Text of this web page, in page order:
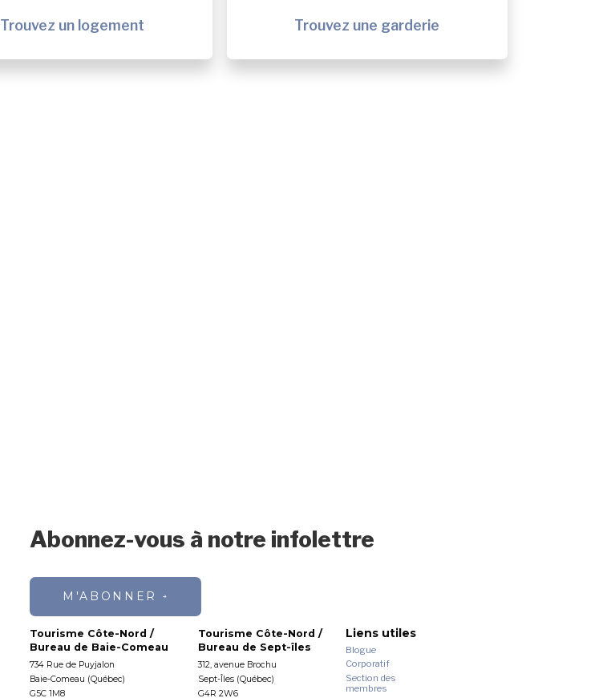
Trouvez un logement Trouvez une garderie
Abonnez-vous à notre infolettre
M'ABONNER
Tourisme Côte-Nord /
Bureau de Baie-Comeau
734 Rue de Puyjalon
Baie-Comeau (Québec)
G5C 1M8
Tourisme Côte-Nord /
Bureau de Sept-îles
312, avenue Brochu
Sept-Îles (Québec)
G4R 2W6
Liens utiles
Blogue
Corporatif
Section des
membres